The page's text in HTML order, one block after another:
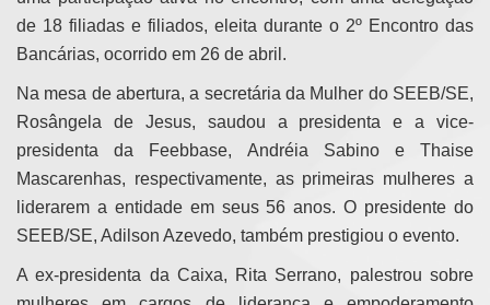
de 18 filiadas e filiados, eleita durante o 2º Encontro das
Bancárias, ocorrido em 26 de abril.
Na mesa de abertura, a secretária da Mulher do SEEB/SE,
Rosângela de Jesus, saudou a presidenta e a vice-
presidenta da Feebbase, Andréia Sabino e Thaise
Mascarenhas, respectivamente, as primeiras mulheres a
liderarem a entidade em seus 56 anos. O presidente do
SEEB/SE, Adilson Azevedo, também prestigiou o evento.
A ex-presidenta da Caixa, Rita Serrano, palestrou sobre